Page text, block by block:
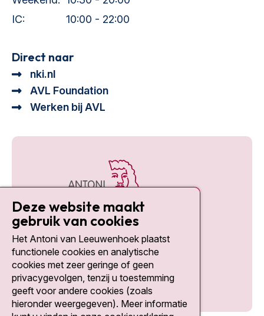
IC:
10:00 - 22:00
Direct naar
nki.nl
AVL Foundation
Werken bij AVL
Social media
Deze website maakt
gebruik van cookies
Het Antoni van Leeuwenhoek plaatst
functionele cookies en analytische
cookies met zeer geringe of geen
privacygevolgen, tenzij u toestemming
geeft voor andere cookies (zoals
hieronder weergegeven). Meer informatie